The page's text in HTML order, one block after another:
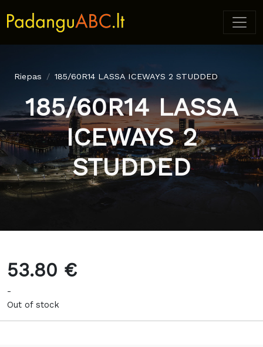
Riepas 185/60R14 LASSA ICEWAYS 2 STUDDED
185/60R14 LASSA
ICEWAYS 2
STUDDED
53.80 €
-
Out of stock